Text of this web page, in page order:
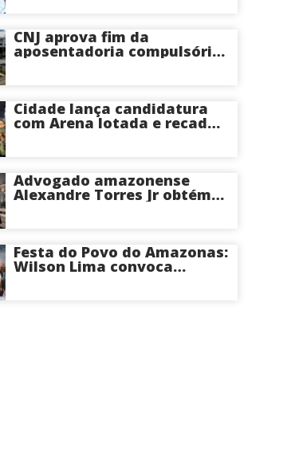
CNJ aprova fim da
aposentadoria compulsória
Cidade lança candidatura
com Arena lotada e recado
Advogado amazonense
Alexandre Torres Jr obtém
Festa do Povo do Amazonas:
Wilson Lima convoca